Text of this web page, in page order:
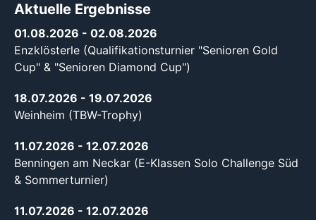
Aktuelle Ergebnisse
01.08.2026 - 02.08.2026
Enzklösterle (Qualifikationsturnier "Senioren Gold
Cup" & "Senioren Diamond Cup")
18.07.2026 - 19.07.2026
Weinheim (TBW-Trophy)
11.07.2026 - 12.07.2026
Benningen am Neckar (E-Klassen Solo Challenge Süd
& Sommerturnier)
11.07.2026 - 12.07.2026